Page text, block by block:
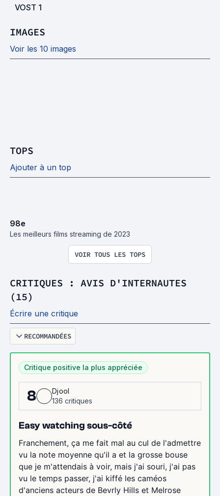
VOST 1
IMAGES
Voir les 10 images
TOPS
Ajouter à un top
98e
Les meilleurs films streaming de 2023
VOIR TOUS LES TOPS
CRITIQUES : AVIS D'INTERNAUTES
(15)
Écrire une critique
RECOMMANDÉES
Critique positive la plus appréciée
8
Djool
136 critiques
Easy watching sous-côté
Franchement, ça me fait mal au cul de l'admettre
vu la note moyenne qu'il a et la grosse bouse
que je m'attendais à voir, mais j'ai souri, j'ai pas
vu le temps passer, j'ai kiffé les caméos
d'anciens acteurs de Bevrly Hills et Melrose